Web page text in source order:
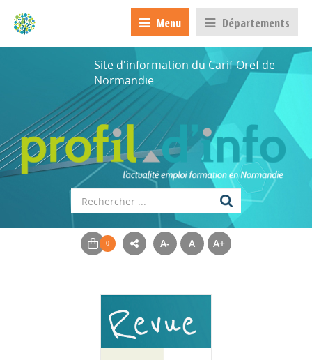
Menu Départements
Site d'information du Carif-Oref de
Normandie
A- A A+